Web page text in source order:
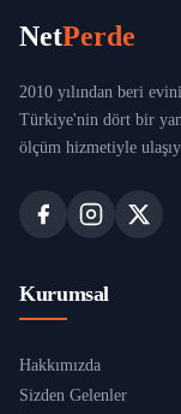
NetPerde
2010 yılından beri
Türkiye'nin dört bir
ölçüm hizmetiyle
Kurumsal
Hakkımızda
Sizden Gelenler